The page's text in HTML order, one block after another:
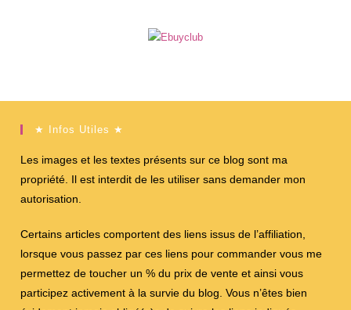
★ Infos Utiles ★
Les images et les textes présents sur ce blog sont ma
propriété. Il est interdit de les utiliser sans demander mon
autorisation.
Certains articles comportent des liens issus de l’affiliation,
lorsque vous passez par ces liens pour commander vous me
permettez de toucher un % du prix de vente et ainsi vous
participez activement à la survie du blog. Vous n’êtes bien